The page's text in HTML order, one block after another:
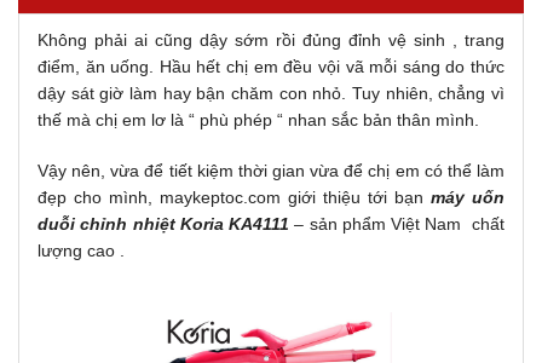
Không phải ai cũng dậy sớm rồi đủng đỉnh vệ sinh , trang
điểm, ăn uống. Hầu hết chị em đều vội vã mỗi sáng do thức
dậy sát giờ làm hay bận chăm con nhỏ. Tuy nhiên, chẳng vì
thế mà chị em lơ là “ phù phép “ nhan sắc bản thân mình.
Vậy nên, vừa để tiết kiệm thời gian vừa để chị em có thể làm
đẹp cho mình, maykeptoc.com giới thiệu tới bạn máy uốn
duỗi chỉnh nhiệt Koria KA4111– sản phẩm Việt Nam chất
lượng cao .